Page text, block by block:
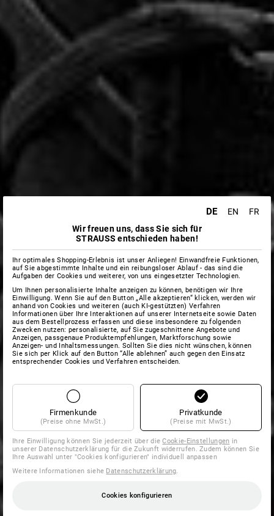
DE EN
FR
Wir freuen uns, dass Sie sich für
STRAUSS entschieden haben!
Ihr optimales Shopping-Erlebnis ist unser Anliegen! Einwandfreie Funktionen,
auf Sie abgestimmte Inhalte und ein reibungsloser Ablauf - das sind die
Aufgaben der Cookies und weiterer, von uns eingesetzter Technologien.
Um Ihnen personalisierte Inhalte anzeigen zu können, benötigen wir Ihre
Einwilligung. Wenn Sie auf den Button „Alle akzeptieren“ klicken, werden wir
anhand von Cookies und weiteren (auch KI-gestützten) Verfahren
Informationen über Ihre Interaktionen auf unserer Internetseite sowie Daten
aus dem Bestellprozess erfassen und diese insbesondere zu folgenden
Zwecken nutzen: personalisierte, auf Sie zugeschnittene Angebote und
Anzeigen, passgenaue Produktempfehlungen, Marktforschung sowie
Anzeigen- und Inhaltsmessungen. Sollten Sie dies nicht wünschen, können
Sie sich per Klick auf den Button “Alle ablehnen” auch gegen den Einsatz
entsprechender Cookies und Verfahren entscheiden.
Firmenkunde
(Preise ohne MwSt.)
Privatkunde
(Preise mit MwSt.)
Ihre Einwilligung können Sie jederzeit über dieCookie-Einstellungen in
unserer Datenschutzerklärung für die Zukunft widerrufen. Zudem können Sie
Ihre Auswahl unter "Cookies konfigurieren" individuell anpassen
Weitere Informationen siehe Datenschutzerklärung
Cookies konfigurieren